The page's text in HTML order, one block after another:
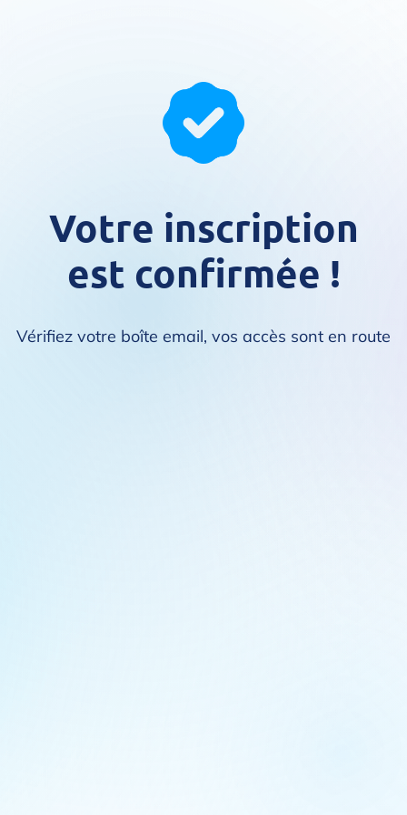
Votre inscription
est confirmée !
Vérifiez votre boîte email, vos accès sont en route